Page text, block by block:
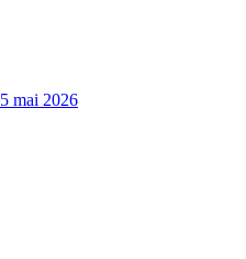
mai 2026